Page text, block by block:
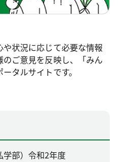
状況に応じて必要な情報
ご意見を反映し、「みん
タルサイトです。
部）令和2年度